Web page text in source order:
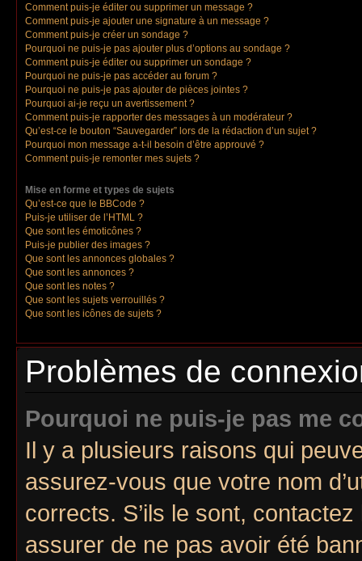
Comment puis-je éditer ou supprimer un message ?
Comment puis-je ajouter une signature à un message ?
Comment puis-je créer un sondage ?
Pourquoi ne puis-je pas ajouter plus d’options au sondage ?
Comment puis-je éditer ou supprimer un sondage ?
Pourquoi ne puis-je pas accéder au forum ?
Pourquoi ne puis-je pas ajouter de pièces jointes ?
Pourquoi ai-je reçu un avertissement ?
Comment puis-je rapporter des messages à un modérateur ?
Qu’est-ce le bouton “Sauvegarder” lors de la rédaction d’un sujet ?
Pourquoi mon message a-t-il besoin d’être approuvé ?
Comment puis-je remonter mes sujets ?
Mise en forme et types de sujets
Qu’est-ce que le BBCode ?
Puis-je utiliser de l’HTML ?
Que sont les émoticônes ?
Puis-je publier des images ?
Que sont les annonces globales ?
Que sont les annonces ?
Que sont les notes ?
Que sont les sujets verrouillés ?
Que sont les icônes de sujets ?
Problèmes de
Pourquoi ne puis-je pas me
Il y a plusieurs raisons qui
assurez-vous que votre nom
corrects. S’ils le sont,
assurer de ne pas avoir été